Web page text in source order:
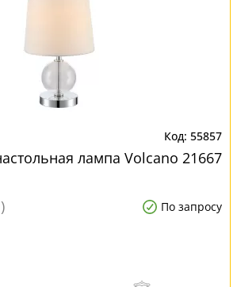
55857
лампа Volcano 21667
По запросу